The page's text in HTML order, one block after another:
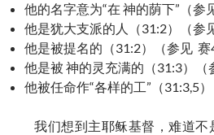
他的名字意为“在 神的荫下”（参
他是犹大支派的人（31:2）（参
他是被提名的（31:2）（参见 赛
他是被 神的灵充满的（31:3）（
他被任命作“各样的工”（31:3,5）
我们想到主耶稣基督，难道不